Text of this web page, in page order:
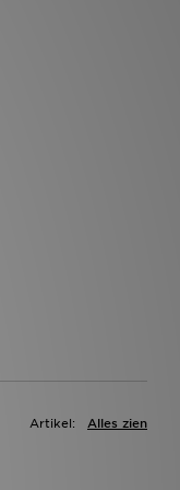
Alles zien
Artikel: